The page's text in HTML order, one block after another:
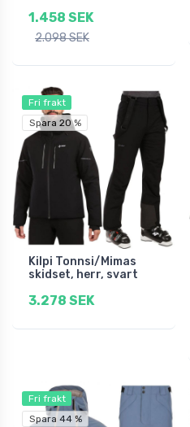
1.458 SEK
2.098 SEK
Fri frakt
Spara 20 %
Kilpi Tonnsi/Mimas
skidset, herr, svart
3.278 SEK
Fri frakt
Spara 44 %